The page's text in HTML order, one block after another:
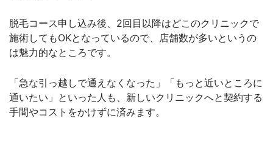
脱毛コース申し込み後、2回目以降はどこのクリニックで
施術してもOKとなっているので、店舗数が多いというの
は魅力的なところです。
「急な引っ越しで通えなくなった」「もっと近いところに
通いたい」といった人も、新しいクリニックへと契約する
手間やコストをかけずに済みます。